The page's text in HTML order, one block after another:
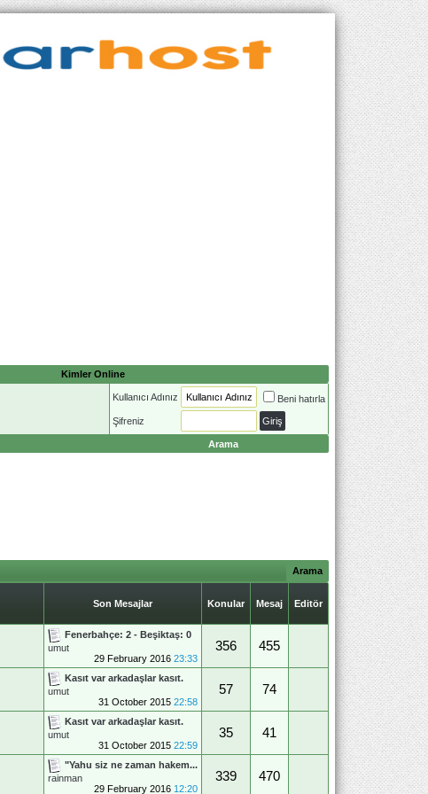
Kimler Online
Kullanıcı Adınız Beni hatırla
Şifreniz
Arama
Arama
Son Mesajlar Konular Mesaj Editör
Fenerbahçe: 2 - Beşiktaş: 0
umut
29 February 2016 23:33
356 455
Kasıt var arkadaşlar kasıt.
umut
31 October 2015 22:58
57 74
Kasıt var arkadaşlar kasıt.
umut
31 October 2015 22:59
35 41
"Yahu siz ne zaman hakem...
rainman
29 February 2016 12:20
339 470